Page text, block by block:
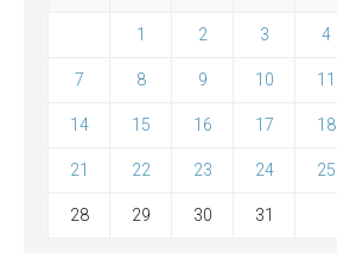
1 2 3 4
7 8 9 10 11
14 15 16 17 18
21 22 23 24 25
28 29 30 31